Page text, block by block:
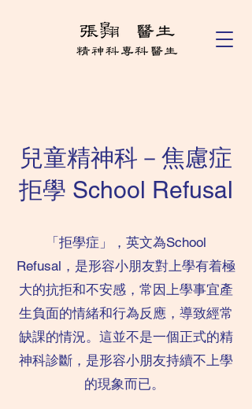
兒童精神科－焦慮症
拒學 School Refusal
「拒學症」，英文為School
Refusal，是形容小朋友對上學有着極
大的抗拒和不安感，常因上學事宜產
生負面的情緒和行為反應，導致經常
缺課的情況。這並不是一個正式的精
神科診斷，是形容小朋友持續不上學
的現象而已。